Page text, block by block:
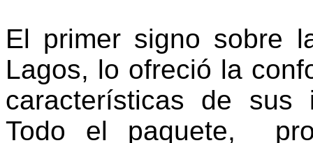
El primer signo sobre
Lagos, lo ofreció la
características de sus
Todo el paquete,